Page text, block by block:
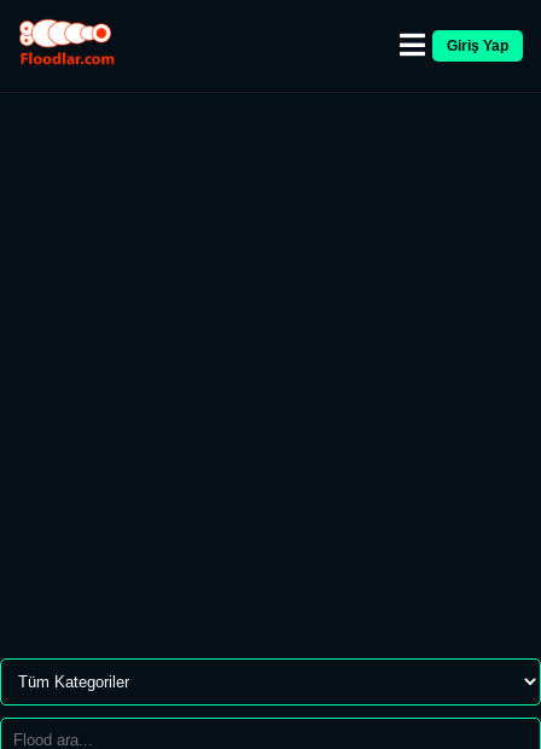
Giriş Yap